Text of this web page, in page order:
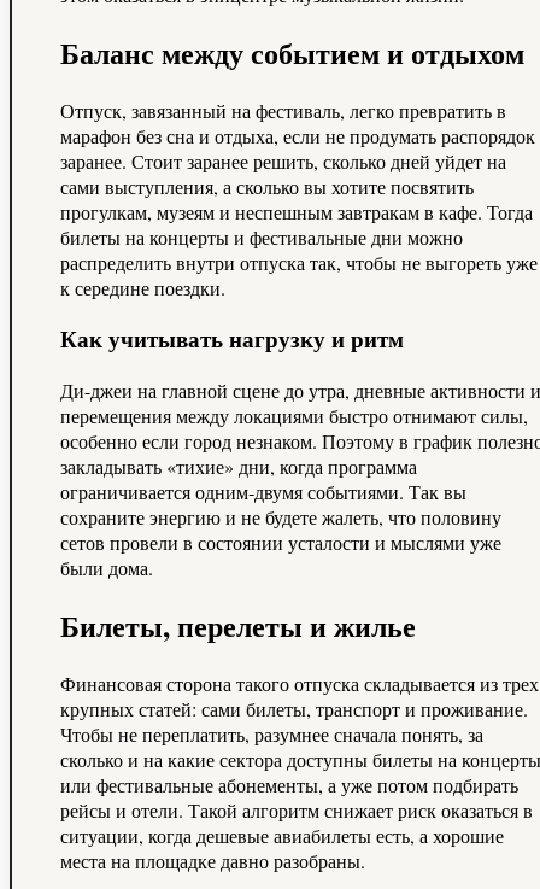
Баланс между событием и отдыхом
Отпуск, завязанный на фестиваль, легко превратить в
марафон без сна и отдыха, если не продумать распорядок
заранее. Стоит заранее решить, сколько дней уйдет на
сами выступления, а сколько вы хотите посвятить
прогулкам, музеям и неспешным завтракам в кафе. Тогда
билеты на концерты и фестивальные дни можно
распределить внутри отпуска так, чтобы не выгореть уже
к середине поездки.
Как учитывать нагрузку и ритм
Ди-джеи на главной сцене до утра, дневные активности и
перемещения между локациями быстро отнимают силы,
особенно если город незнаком. Поэтому в график
закладывать «тихие» дни, когда программа
ограничивается одним‑двумя событиями. Так вы
сохраните энергию и не будете жалеть, что половину
сетов провели в состоянии усталости и мыслями уже
были дома.
Билеты, перелеты и жилье
Финансовая сторона такого отпуска складывается из трех
крупных статей: сами билеты, транспорт и проживание.
Чтобы не переплатить, разумнее сначала понять, за
сколько и на какие сектора доступны билеты на концерты
или фестивальные абонементы, а уже потом подбирать
рейсы и отели. Такой алгоритм снижает риск оказаться в
ситуации, когда дешевые авиабилеты есть, а хорошие
места на площадке давно разобраны.